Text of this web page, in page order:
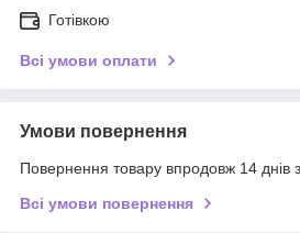
Готівкою
Всі умови оплати
Умови повернення
Повернення товару впродовж 14 днів
Всі умови повернення